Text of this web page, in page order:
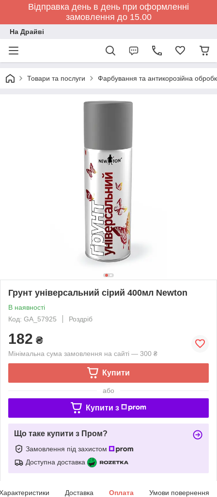
Відправка день в день при оформленні
замовлення до 15.00
На Драйві
Товари та послуги Фарбування та антикорозійна
Грунт універсальний сірий 400мл Newton
В наявності
Код: GA_57925
Роздріб
182 ₴
Мінімальна сума замовлення на сайті — 300 ₴
Купити
або
Купити з
Що таке купити з Пром?
Замовлення під захистом
Доступна доставка
Доставка Оплата Умови повернення